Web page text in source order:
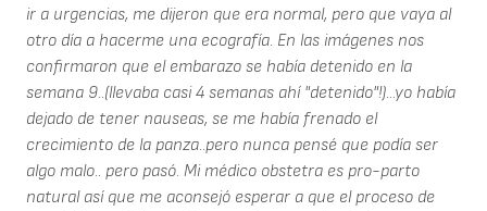
ir a urgencias, me dijeron que era normal, pero que vaya al
otro día a hacerme una ecografía. En las imágenes nos
confirmaron que el embarazo se había detenido en la
semana 9..(llevaba casi 4 semanas ahí "detenido"!)...yo había
dejado de tener nauseas, se me había frenado el
crecimiento de la panza..pero nunca pensé que podía ser
algo malo.. pero pasó. Mi médico obstetra es pro-parto
natural así que me aconsejó esperar a que el proceso de